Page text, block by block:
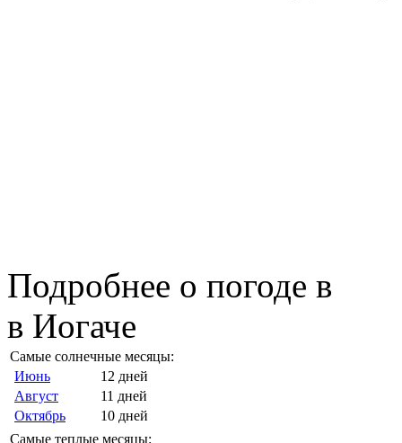
Подробнее о погоде в
в Иогаче
Самые солнечные месяцы:
Июнь
12 дней
Август
11 дней
Октябрь
10 дней
Самые теплые месяцы: